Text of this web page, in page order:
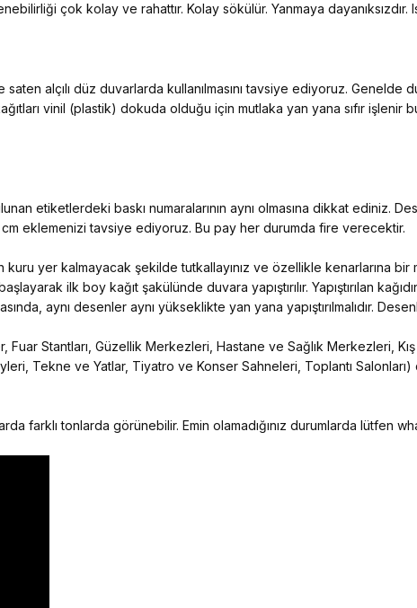
çok kolay ve rahattır. Kolay sökülür. Yanmaya dayanıksızdır.
alçılı düz duvarlarda kullanılmasını tavsiye ediyoruz. Genelde
vinil (plastik) dokuda olduğu için mutlaka yan yana sıfır işlenir
etiketlerdeki baskı numaralarının aynı olmasına dikkat ediniz.
eklemenizi tavsiye ediyoruz. Bu pay her durumda fire verecektir.
yer kalmayacak şekilde tutkallayınız ve özellikle kenarlarına bir
ilk boy kağıt şakülünde duvara yapıştırılır. Yapıştırılan
aynı desenler aynı yükseklikte yan yana yapıştırılmalıdır.
Fuar Stantları, Güzellik Merkezleri, Hastane ve Sağlık Merkezleri,
Tekne ve Yatlar, Tiyatro ve Konser Sahneleri, Toplantı
farklı tonlarda görünebilir. Emin olamadığınız durumlarda lütfen